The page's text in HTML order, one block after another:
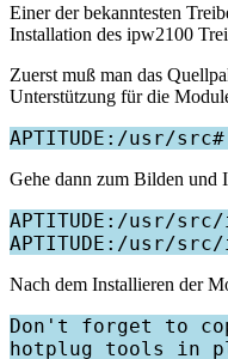
Einer der bekanntesten
Installation des ipw2100
Zuerst muß man das
Unterstützung für die
Gehe dann zum Bilden und
APTITUDE:/usr/
Nach dem Installieren der
Don't forget to